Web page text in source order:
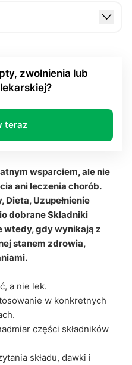
świadomie?
zwolnienia lub
teraz
wsparciem, ale nie
ani leczenia chorób.
Dieta, Uzupełnienie
dobrane Składniki
wtedy, gdy wynikają z
stanem zdrowia,
a nie lek.
w konkretnych
części składników
składu, dawki i